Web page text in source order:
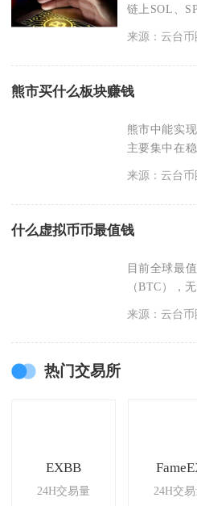
链上SOL、
来源：云台币
熊市买什么板块赚钱
熊市中能实
主要集中在
来源：云台币
什么虚拟币币最值钱
目前全球最
（BTC），
来源：云台币
热门交易所
EXBB
24H交易量
24H交